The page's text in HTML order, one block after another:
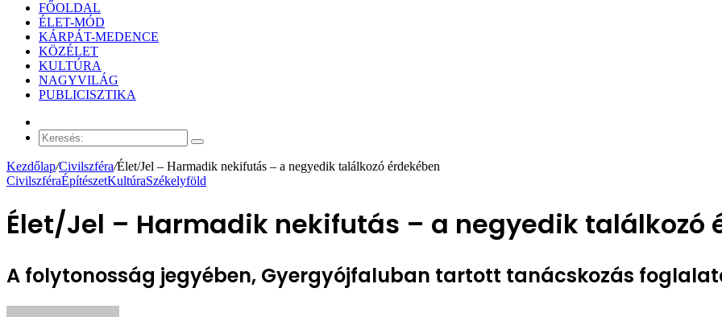
FŐOLDAL
ÉLET-MÓD
KÁRPÁT-MEDENCE
KÖZÉLET
KULTÚRA
NAGYVILÁG
PUBLICISZTIKA
cikk
Keresés:
Kezdőlap/Civilszféra/Élet/Jel – Harmadik nekifutás – a negyedik találkozó érdekében
CivilszféraÉpítészetKultúraSzékelyföld
Élet/Jel – Harmadik nekifutás – a negyedik találkozó
A folytonosság jegyében, Gyergyójfaluban tartott tanácskozás